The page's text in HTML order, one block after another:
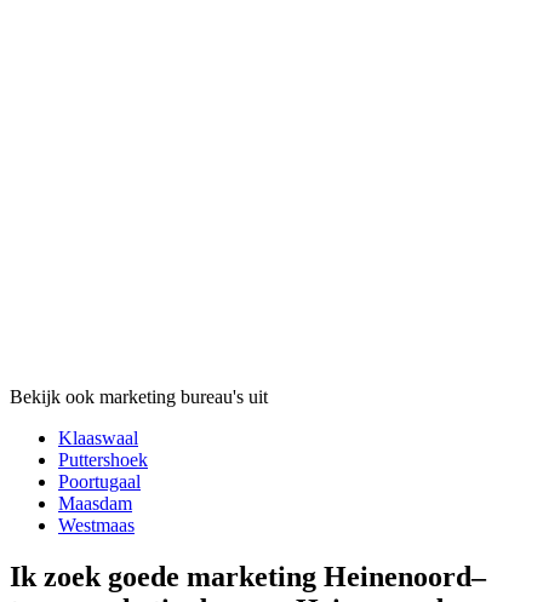
Bekijk ook marketing bureau's uit
Klaaswaal
Puttershoek
Poortugaal
Maasdam
Westmaas
Ik zoek goede marketing Heinenoord–